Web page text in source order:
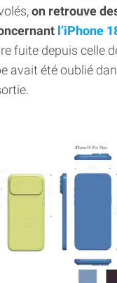
on retrouve
l’iPhone
fuite depuis celle
avait été oublié